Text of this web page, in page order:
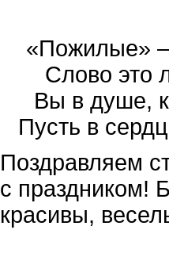
«Пожилые»
Слово это
Вы в душе,
Пусть в
Поздравляем
с праздником!
красивы,